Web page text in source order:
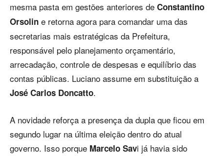
mesma pasta em gestões anteriores de Constantino
Orsolin e retorna agora para comandar uma das
secretarias mais estratégicas da Prefeitura,
responsável pelo planejamento orçamentário,
arrecadação, controle de despesas e equilíbrio das
contas públicas. Luciano assume em substituição a
José Carlos Doncatto.
A novidade reforça a presença da dupla que ficou em
segundo lugar na última eleição dentro do atual
governo. Isso porque Marcelo Savi já havia sido